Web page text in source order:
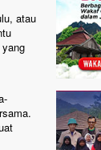
atau